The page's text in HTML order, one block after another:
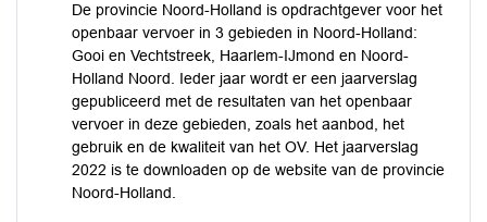
De provincie Noord-Holland is opdrachtgever voor het
openbaar vervoer in 3 gebieden in Noord-Holland:
Gooi en Vechtstreek, Haarlem-IJmond en Noord-
Holland Noord. Ieder jaar wordt er een jaarverslag
gepubliceerd met de resultaten van het openbaar
vervoer in deze gebieden, zoals het aanbod, het
gebruik en de kwaliteit van het OV. Het jaarverslag
2022 is te downloaden op de website van de provincie
Noord-Holland.